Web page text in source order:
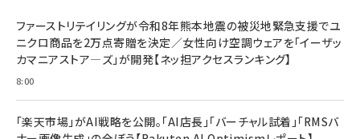
ファーストリテイリングが令和8年熊本地震の被災地緊急支援でユ
ニクロ商品を2万点寄贈を決定／女性向け空調ウェアを「イーザッ
カマニアストア―ズ」が開発【ネッ担アクセスランキング】
8:00
「楽天市場」がAI戦略を公開。「AI店長」「バーチャル試着」「RMSバ